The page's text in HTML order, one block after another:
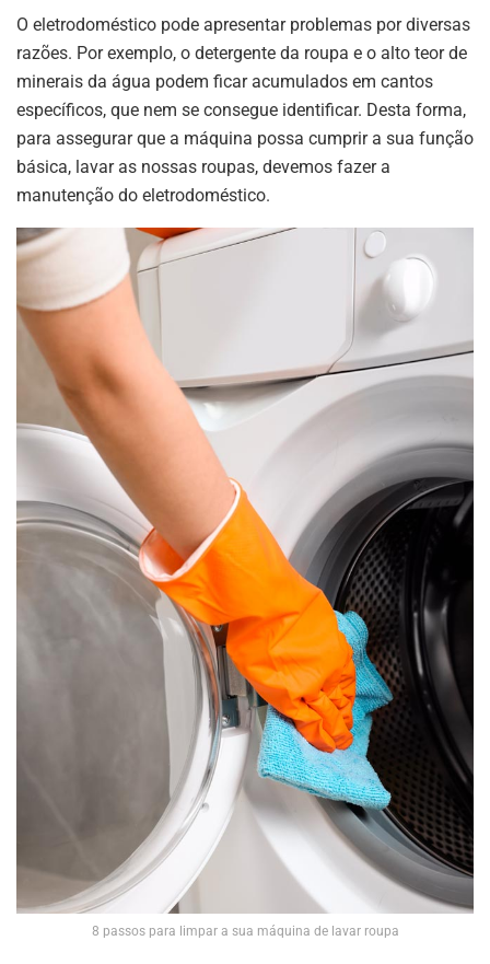
O eletrodoméstico pode apresentar problemas por diversas
razões. Por exemplo, o detergente da roupa e o alto teor de
minerais da água podem ficar acumulados em cantos
específicos, que nem se consegue identificar. Desta forma,
para assegurar que a máquina possa cumprir a sua função
básica, lavar as nossas roupas, devemos fazer a
manutenção do eletrodoméstico.
8 passos para limpar a sua máquina de lavar roupa